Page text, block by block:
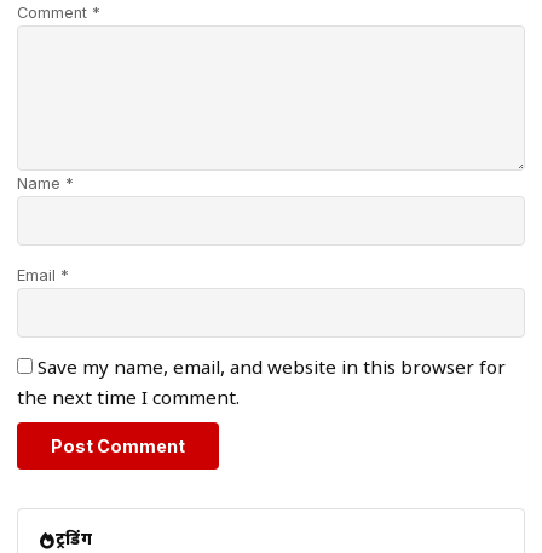
Comment *
Name *
Email *
Save my name, email, and website in this browser for
the next time I comment.
ट्रेंडिंग